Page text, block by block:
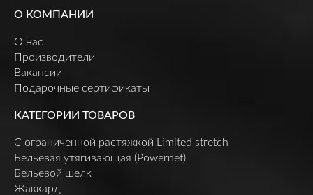
О КОМПАНИИ
О нас
Производители
Вакансии
Подарочные сертификаты
КАТЕГОРИИ ТОВАРОВ
C ограниченной растяжкой Limited stretch
Бельевая утягивающая (Powernet)
Бельевой шелк
Жаккард